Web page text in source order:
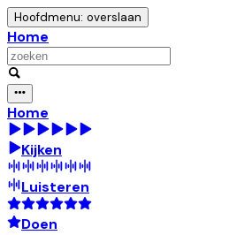
Hoofdmenu: overslaan
Home
Home
Kijken
Luisteren
Doen